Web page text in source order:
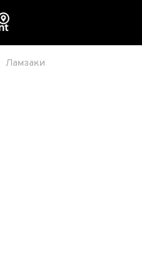
Ламзаки